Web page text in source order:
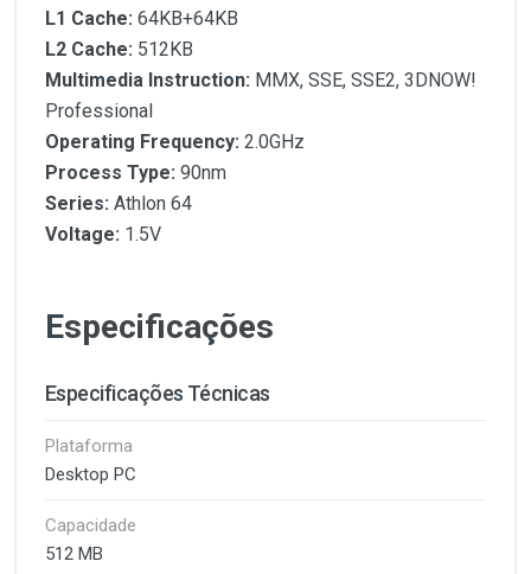
L1 Cache: 64KB+64KB
L2 Cache: 512KB
Multimedia Instruction: MMX, SSE, SSE2, 3DNOW!
Professional
Operating Frequency: 2.0GHz
Process Type: 90nm
Series: Athlon 64
Voltage: 1.5V
Especificações
Especificações Técnicas
Plataforma
Desktop PC
Capacidade
512 MB